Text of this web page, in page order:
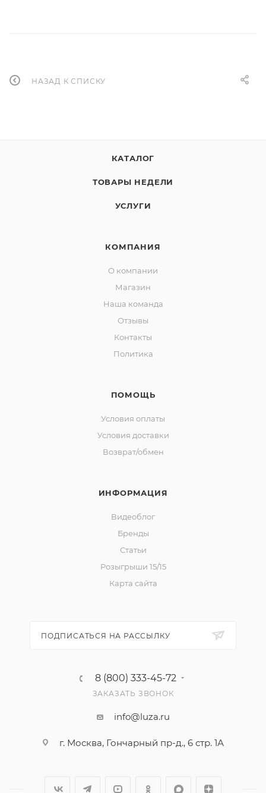
НАЗАД К СПИСКУ
КАТАЛОГ
ТОВАРЫ НЕДЕЛИ
УСЛУГИ
КОМПАНИЯ
О компании
Магазин
Наша команда
Отзывы
Контакты
Политика
ПОМОЩЬ
Условия оплаты
Условия доставки
Возврат/обмен
ИНФОРМАЦИЯ
Видеоблог
Бренды
Статьи
Розыгрыши 15/15
Карта сайта
ПОДПИСАТЬСЯ НА РАССЫЛКУ
8 (800) 333-45-72
ЗАКАЗАТЬ ЗВОНОК
info@luza.ru
г. Москва, Гончарный пр-д., 6 стр. 1А